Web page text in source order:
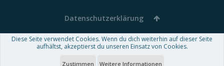
Datenschutzerklärung
Forum software by XenForo™-Deutsch von xenDach
Theme designed byThemeHouse
Diese Seite verwendet Cookies. Wenn du dich weiterhin auf dieser Seite
aufhältst, akzeptierst du unseren Einsatz von Cookies.
Zustimmen Weitere Informationen